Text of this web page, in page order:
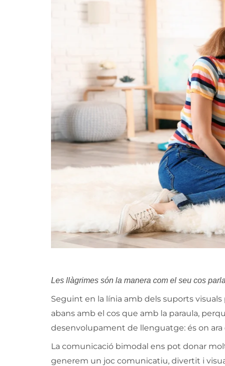
Les llàgrimes són la manera com el seu cos
Seguint en la línia amb dels suports visuals
abans amb el cos que amb la paraula,
desenvolupament de llenguatge: és on
La comunicació bimodal ens pot donar
generem un joc comunicatiu, divertit i